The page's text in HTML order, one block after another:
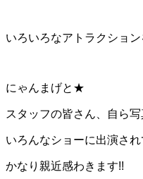
いろいろなアトラクション
にゃんまげと★
スタッフの皆さん、自ら
いろんなショーに出演さ
かなり親近感わきます!!